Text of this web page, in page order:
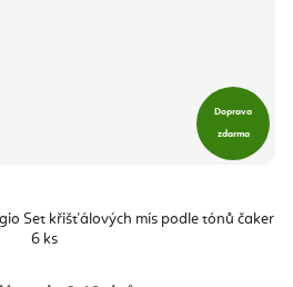
Doprava
zdarma
Set křišťálových mís podle tónů čaker
6 ks